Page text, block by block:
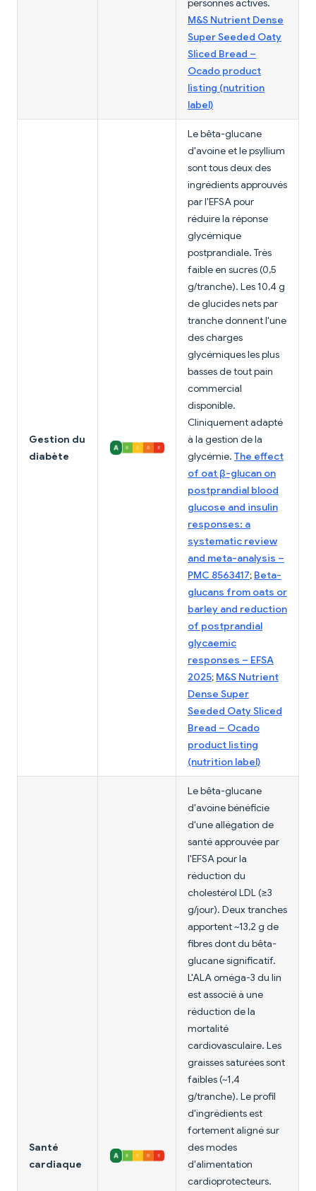
personnes actives.
M&S Nutrient Dense
Super Seeded Oaty
Sliced Bread –
Ocado product
listing (nutrition
label)
Gestion du
diabète
Le bêta-glucane
d'avoine et le psyllium
sont tous deux des
ingrédients approuvés
par l'EFSA pour
réduire la réponse
glycémique
postprandiale. Très
faible en sucres (0,5
g/tranche). Les 10,4 g
de glucides nets par
tranche donnent l'une
des charges
glycémiques les plus
basses de tout pain
commercial
disponible.
Cliniquement adapté
à la gestion de la
glycémie. The effect
of oat β-glucan on
postprandial blood
glucose and insulin
responses: a
systematic review
and meta-analysis –
PMC 8563417; Beta-
glucans from oats or
barley and reduction
of postprandial
glycaemic
responses – EFSA
2025; M&S Nutrient
Dense Super
Seeded Oaty Sliced
Bread – Ocado
product listing
(nutrition label)
Santé
cardiaque
Le bêta-glucane
d'avoine bénéficie
d'une allégation de
santé approuvée par
l'EFSA pour la
réduction du
cholestérol LDL (≥3
g/jour). Deux tranches
apportent ~13,2 g de
fibres dont du bêta-
glucane significatif.
L'ALA oméga-3 du lin
est associé à une
réduction de la
mortalité
cardiovasculaire. Les
graisses saturées sont
faibles (~1,4
g/tranche). Le profil
d'ingrédients est
fortement aligné sur
des modes
d'alimentation
cardioprotecteurs.